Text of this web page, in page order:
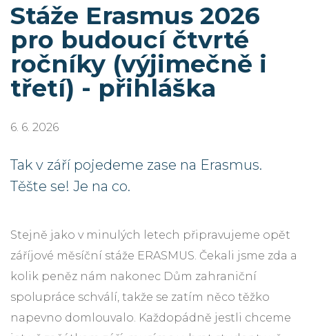
Stáže Erasmus 2026
pro budoucí čtvrté
ročníky (výjimečně i
třetí) - přihláška
6. 6. 2026
Tak v září pojedeme zase na Erasmus.
Těšte se! Je na co.
Stejně jako v minulých letech připravujeme opět
záříjové měsíční stáže ERASMUS. Čekali jsme zda a
kolik peněz nám nakonec Dům zahraniční
spolupráce schválí, takže se zatím něco těžko
napevno domlouvalo. Každopádně jestli chceme